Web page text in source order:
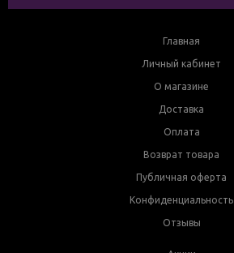
Главная
Личный кабинет
О магазине
Доставка
Оплата
Возврат товара
Публичная оферта
Конфиденциальность
Отзывы